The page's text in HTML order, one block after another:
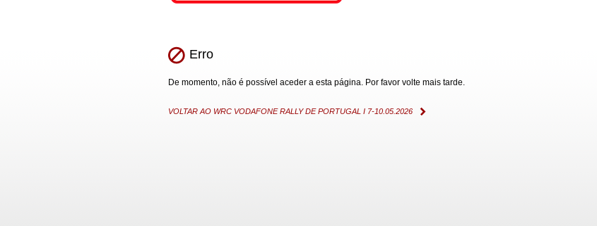
Erro
De momento, não é possível aceder a esta página. Por favor volte mais tarde.
VOLTAR AO WRC VODAFONE RALLY DE PORTUGAL I 7-10.05.2026